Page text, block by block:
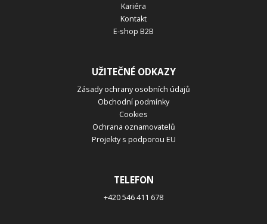
Kariéra
Kontakt
E-shop B2B
UŽITEČNÉ ODKAZY
Zásady ochrany osobních údajů
Obchodní podmínky
Cookies
Ochrana oznamovatelů
Projekty s podporou EU
TELEFON
+420 546 411 678